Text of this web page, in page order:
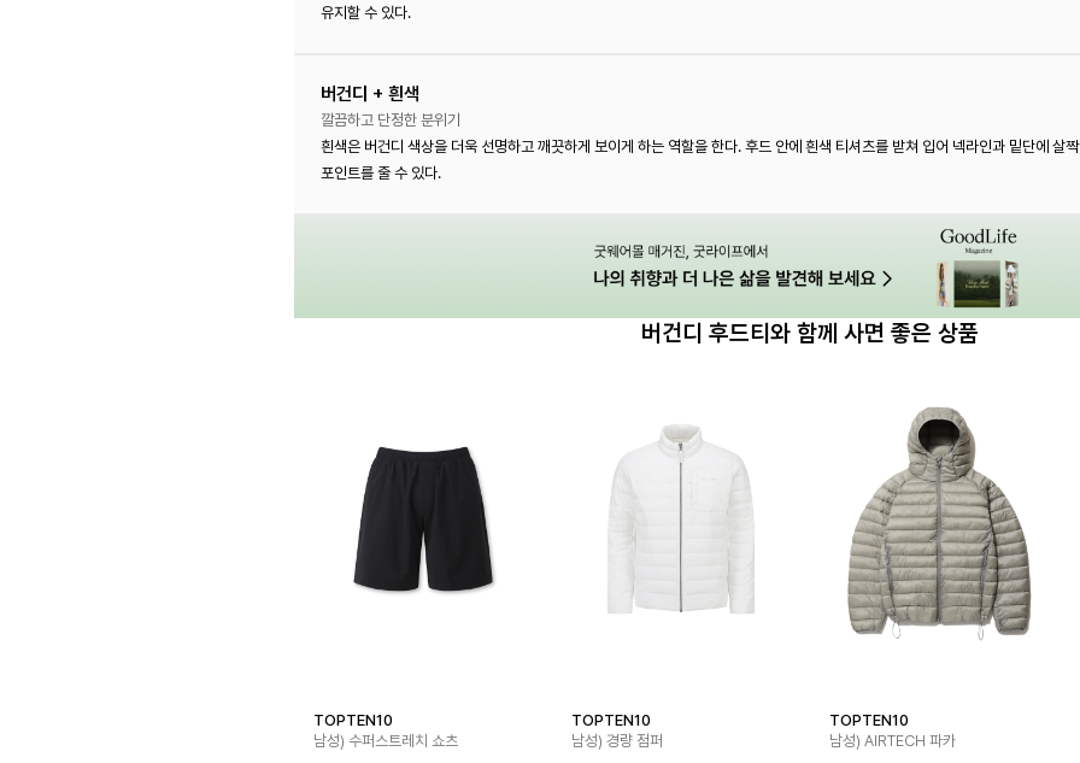
유지할 수 있다.
버건디 + 흰색
깔끔하고 단정한 분위기
흰색은 버건디 색상을 더욱 선명하고 깨끗하게 보이게 하는 역할을 한다. 후드 안에 흰색 티셔츠를 받쳐 입어 넥라인과 밑단에 살
포인트를 줄 수 있다.
버건디 후드티와 함께 사면 좋은 상품
TOPTEN10
남성) 수퍼스트레치 쇼츠
TOPTEN10
남성) 경량 점퍼
TOPTEN10
남성) AIRTECH 파카